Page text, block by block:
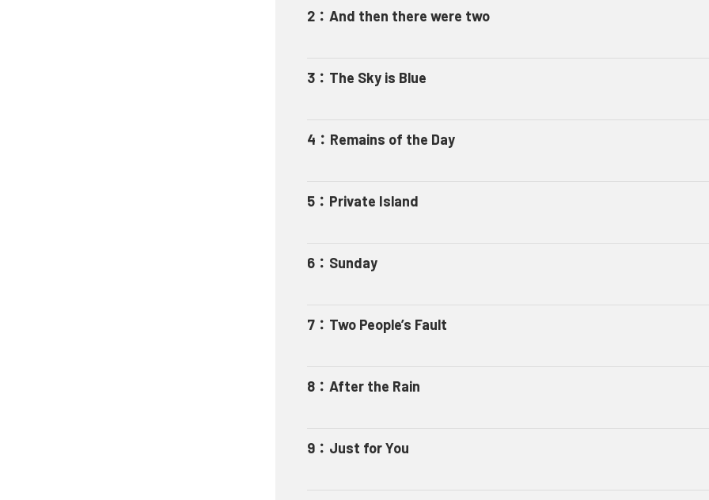
2 ： And then there were two
3 ： The Sky is Blue
4 ： Remains of the Day
5 ： Private Island
6 ： Sunday
7 ： Two People’s Fault
8 ： After the Rain
9 ： Just for You